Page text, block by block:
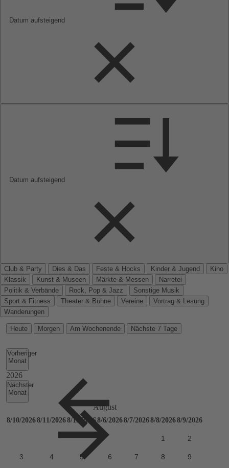
Datum aufsteigend
Datum aufsteigend
Club & Party Dies & Das Feste & Hocks Kinder & Jugend
Kino
Klassik
Kunst & Museen Märkte & Messen
Narretei
Politik & Verbände
Rock, Pop & Jazz
Sonstige Musik
Sport & Fitness
Theater & Bühne Vereine
Vortrag & Lesung
Wanderungen
Heute Morgen Am Wochenende Nächste 7 Tage
Vorheriger
Monat
Nächster
Monat